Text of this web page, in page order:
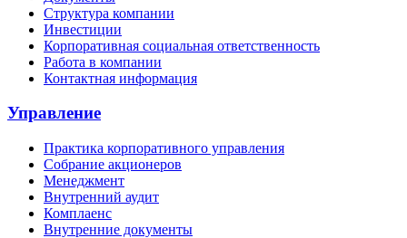
Структура компании
Инвестиции
Корпоративная социальная ответственность
Работа в компании
Контактная информация
Управление
Практика корпоративного управления
Собрание акционеров
Менеджмент
Внутренний аудит
Комплаенс
Внутренние документы